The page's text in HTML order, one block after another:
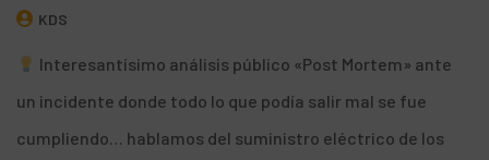
KDS
Interesantísimo análisis público «Post Mortem» ante
un incidente donde todo lo que podía salir mal se fue
cumpliendo… hablamos del suministro eléctrico de los